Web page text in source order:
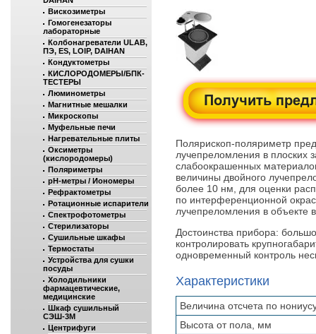
Вискозиметры
Гомогенезаторы
лабораторные
Колбонагреватели ULAB,
ПЭ, ES, LOIP, DAIHAN
Кондуктометры
КИСЛОРОДОМЕРЫ/БПК-
ТЕСТЕРЫ
Люминометры
Магнитные мешалки
Микроскопы
Муфельные печи
Нагревательные плиты
Оксиметры
(кислородомеры)
Поляриметры
рН-метры / Иономеры
Рефрактометры
Ротационные испарители
Спектрофотометры
Стерилизаторы
Сушильные шкафы
Термостаты
Устройства для сушки
посуды
Холодильники
фармацевтические,
медицинские
Шкаф сушильный
СЭШ-3М
Центрифуги
Полярископ-поляриметр
лучепреломления в плоских
слабоокрашенных
величины двойного
более 10 нм, для оценки
по интерференционной
лучепреломления в объекте
Достоинства прибора:
контролировать
одновременный контроль
Характеристики
Величина отсчета по
Высота от пола, мм